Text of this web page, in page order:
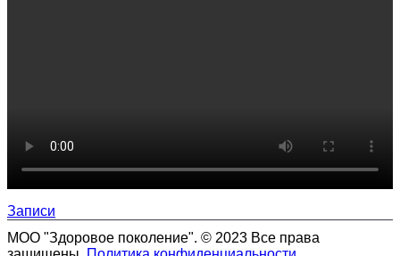
Записи
МОО "Здоровое поколение". © 2023 Все права